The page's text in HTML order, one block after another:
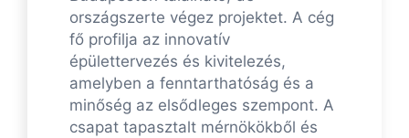
országszerte végez projektet. A cég
fő profilja az innovatív
épülettervezés és kivitelezés,
amelyben a fenntarthatóság és a
minőség az elsődleges szempont. A
csapat tapasztalt mérnökökből és